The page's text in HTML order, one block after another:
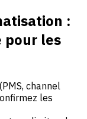
:
pour les
channel
les